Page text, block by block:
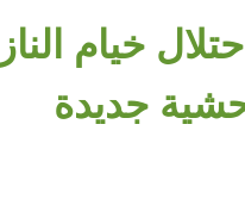
خيام
جديدة